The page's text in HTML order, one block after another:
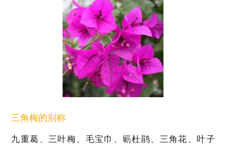
三角梅的别称
九重葛、三叶梅、毛宝巾、簕杜鹃、三角花、叶子